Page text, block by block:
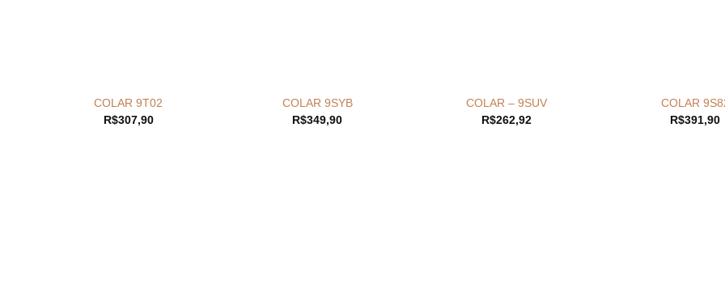
COLAR 9T02
R$307,90
COLAR 9SYB
R$349,90
COLAR – 9SUV
R$262,92
COLAR
R$391,90